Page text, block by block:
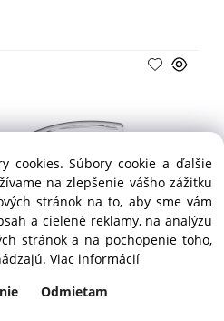
mm – HENDI
cookies. Súbory cookie a ďalšie
na zlepšenie vášho zážitku
stránok na to, aby sme vám
a cielené reklamy, na analýzu
stránok a na pochopenie toho,
Viac informácií
Odmietam